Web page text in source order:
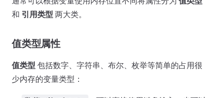
和 引用类型 两大类。
值类型属性
值类型 包括数字、字符串、布尔、枚举等简单的占用很
少内存的变量类型：